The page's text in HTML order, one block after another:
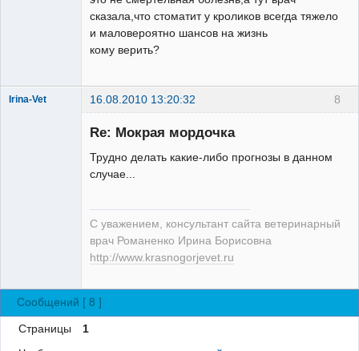
сказала,что стоматит у кроликов всегда тяжело
и маловероятно шансов на жизнь
кому верить?
8
Irina-Vet 16.08.2010 13:20:32
Re: Мокрая мордочка
Трудно делать какие-либо прогнозы в данном
случае...
С уважением, консультант сайта ветеринарный
врач Романенко Ирина Борисовна
http://www.krasnogorjevet.ru
Сообщений [ 8 ]
Страницы
1